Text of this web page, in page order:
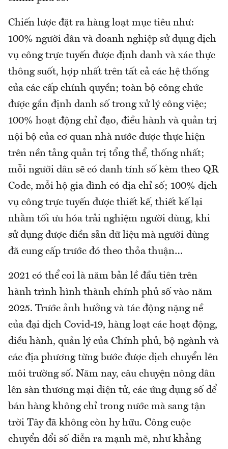
Chiến lược đặt ra hàng loạt mục tiêu như:
100% người dân và doanh nghiệp sử dụng dịch
vụ công trực tuyến được định danh và xác thực
thông suốt, hợp nhất trên tất cả các hệ thống
của các cấp chính quyền; toàn bộ công chức
được gắn định danh số trong xử lý công việc;
100% hoạt động chỉ đạo, điều hành và quản trị
nội bộ của cơ quan nhà nước được thực hiện
trên nền tảng quản trị tổng thể, thống nhất;
mỗi người dân sẽ có danh tính số kèm theo QR
Code, mỗi hộ gia đình có địa chỉ số; 100% dịch
vụ công trực tuyến được thiết kế, thiết kế lại
nhằm tối ưu hóa trải nghiệm người dùng, khi
sử dụng được điền sẵn dữ liệu mà người dùng
đã cung cấp trước đó theo thỏa thuận…
2021 có thể coi là năm bản lề đầu tiên trên
hành trình hình thành chính phủ số vào năm
2025. Trước ảnh hưởng và tác động nặng nề
của đại dịch Covid-19, hàng loạt các hoạt động,
điều hành, quản lý của Chính phủ, bộ ngành và
các địa phương từng bước được dịch chuyển lên
môi trường số. Năm nay, câu chuyện nông dân
lên sàn thương mại điện tử, các ứng dụng số để
bán hàng không chỉ trong nước mà sang tận
trời Tây đã không còn hy hữu. Công cuộc
chuyển đổi số diễn ra mạnh mẽ, như khẳng